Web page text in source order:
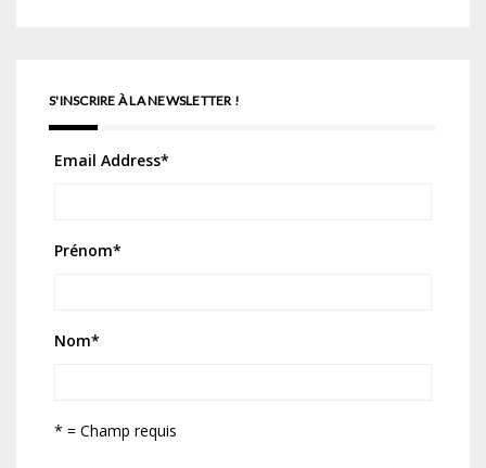
S'INSCRIRE À LA NEWSLETTER !
Email Address*
Prénom*
Nom*
* = Champ requis